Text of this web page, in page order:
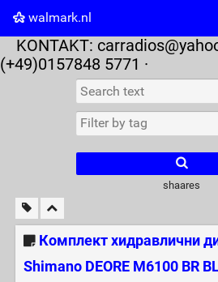
walmark.nl
Tag cloud Picture wall
KONTAKT:
(+49)0157848 5771 ·
shaares
Комплект хидравлични
Shimano DEORE M6100 BR